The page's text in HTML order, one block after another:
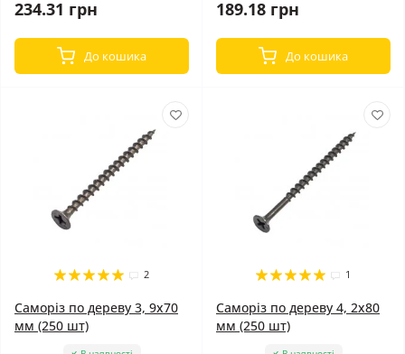
234.31 грн
До кошика
189.18 грн
До кошика
2
Саморіз по дереву 3, 9x70
мм (250 шт)
1
Саморіз по дереву 4, 2x80
мм (250 шт)